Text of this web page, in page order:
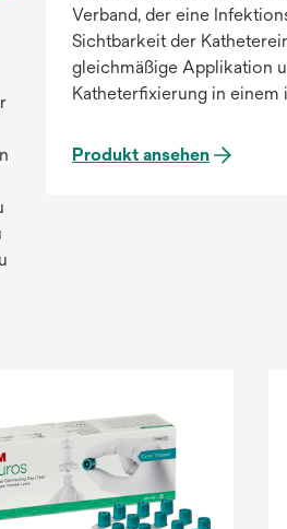
Verband, der eine
Sichtbarkeit der
gleichmäßige Applikation
Katheterfixierung in einem
ist der einzige CHG-
Produkt ansehen